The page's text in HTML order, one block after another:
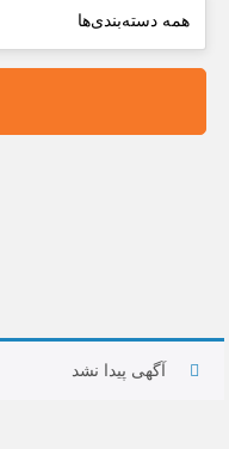
آگهی پیدا نشد